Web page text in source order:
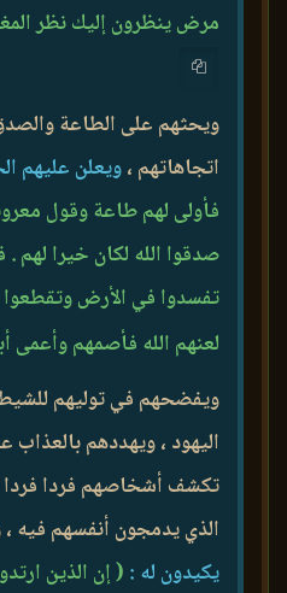
مرض ينظرون إليك نظر
ويحثهم على الطاعة
اتجاهاتهم ،ويعلن عليهم
فأولى لهم طاعة وقول
صدقوا الله لكان خيرا لهم
تفسدوا في الأرض وتقطعوا
لعنهم الله فأصمهم وأعمى
ويفضحهم في توليهم
اليهود ، ويهددهم بالعذاب
تكشف أشخاصهم فردا فردا
الذي يدمجون أنفسهم فيه
يكيدون له : ( إن الذين